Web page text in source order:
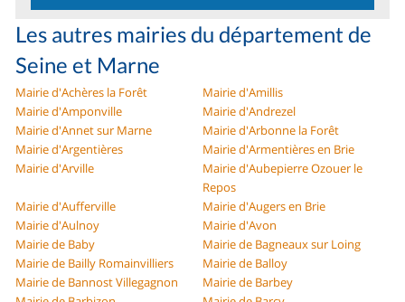
Les autres mairies du département de
Seine et Marne
Mairie d'Achères la Forêt
Mairie d'Amillis
Mairie d'Amponville
Mairie d'Andrezel
Mairie d'Annet sur Marne
Mairie d'Arbonne la Forêt
Mairie d'Argentières
Mairie d'Armentières en Brie
Mairie d'Arville
Mairie d'Aubepierre Ozouer le
Repos
Mairie d'Aufferville
Mairie d'Augers en Brie
Mairie d'Aulnoy
Mairie d'Avon
Mairie de Baby
Mairie de Bagneaux sur Loing
Mairie de Bailly Romainvilliers
Mairie de Balloy
Mairie de Bannost Villegagnon
Mairie de Barbey